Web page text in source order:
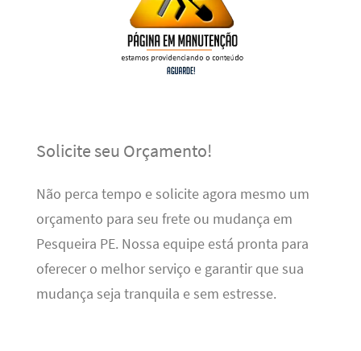
Solicite seu Orçamento!
Não perca tempo e solicite agora mesmo um
orçamento para seu frete ou mudança em
Pesqueira PE. Nossa equipe está pronta para
oferecer o melhor serviço e garantir que sua
mudança seja tranquila e sem estresse.